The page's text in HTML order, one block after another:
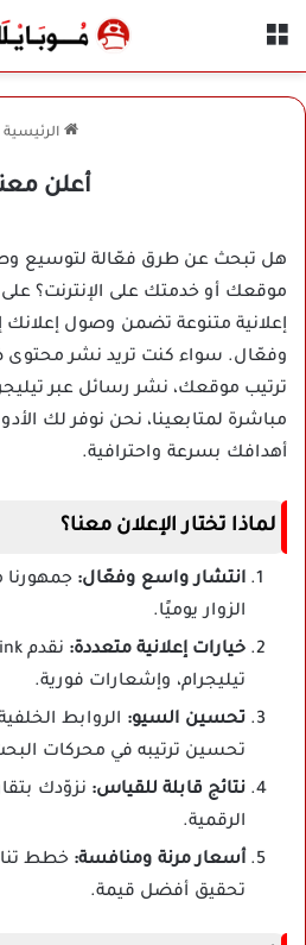
الرئيسية
أعلن
هل تبحث عن طرق فعّالة لتوسيع
موقعك أو خدمتك على الإنترنت؟
إعلانية متنوعة تضمن وصول
وفعّال. سواء كنت تريد نشر
ترتيب موقعك، نشر رسائل عبر
مباشرة لمتابعينا، نحن نوفر لك
أهدافك بسرعة واحترافية.
لماذا تختار الإعلان معنا؟
انتشار واسع وفعّال: جمهورنا
الزوار يوميًا.
خيارات إعلانية متعددة:
تيليجرام، وإشعارات فورية.
تحسين السيو: الروابط
تحسين ترتيبه في محركات
نتائج قابلة للقياس: نزوّدك
الرقمية.
أسعار مرنة ومنافسة: خطط
تحقيق أفضل قيمة.